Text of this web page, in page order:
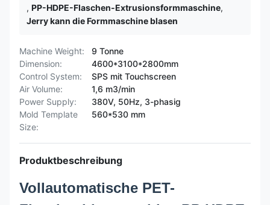
, PP-HDPE-Flaschen-Extrusionsformmaschine,
Jerry kann die Formmaschine blasen
Machine Weight:
9 Tonne
Dimension:
4600*3100*2800mm
Control System:
SPS mit Touchscreen
Air Volume:
1,6 m3/min
Power Supply:
380V, 50Hz, 3-phasig
Mold Template
Size:
560*530 mm
Produktbeschreibung
Vollautomatische PET-